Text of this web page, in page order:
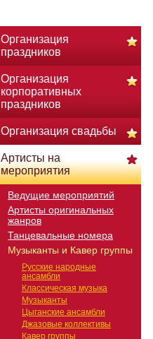
Организация
праздников
Организация
корпоративных
праздников
Организация свадьбы
Артисты на
мероприятия
Ведущие мероприятий
Артисты оригинальных
жанров
Танцевальные номера
Музыканты и Кавер группы
Русские народные
ансамбли
Классическая музыка
Музыканты
Цыганские ансамбли
Джазовые коллективы
Кавер группы